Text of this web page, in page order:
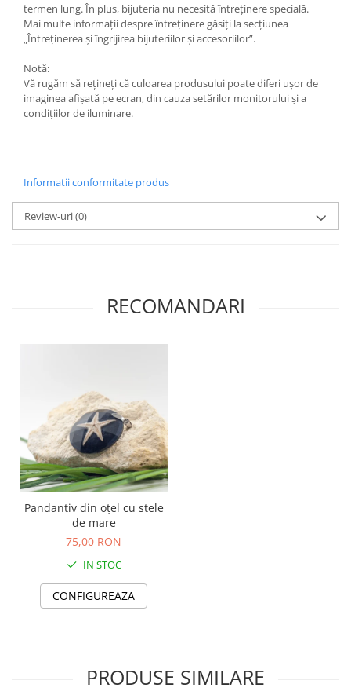
Ambalaj cu ceară de albine pentru
alimente
Săculeț pentru ronțăieli
Dischete cosmetice
Capac textil pentru vase și farfurii
legume
Card cadou
TOATE Bijuteriile și Accesoriile
termen lung. În plus, bijuteria nu necesită întreținere specială.
Mai multe informații despre întreținere găsiți la secțiunea
„Întreținerea și îngrijirea bijuteriilor și accesoriilor”.
Notă:
Vă rugăm să rețineți că culoarea produsului poate diferi ușor de
imaginea afișată pe ecran, din cauza setărilor monitorului și a
condițiilor de iluminare.
Informatii conformitate produs
Review-uri(0)
RECOMANDARI
Pandantiv din oțel cu stele
de mare
75,00 RON
IN STOC
CONFIGUREAZA
PRODUSE SIMILARE